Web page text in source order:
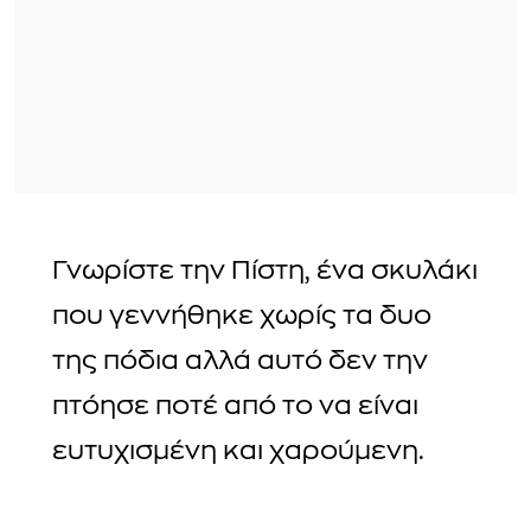
Γνωρίστε την Πίστη, ένα σκυλάκι
που γεννήθηκε χωρίς τα δυο
της πόδια αλλά αυτό δεν την
πτόησε ποτέ από το να είναι
ευτυχισμένη και χαρούμενη.